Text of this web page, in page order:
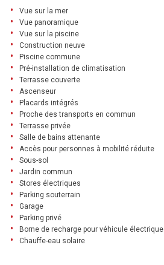
Vue sur la mer
Vue panoramique
Vue sur la piscine
Construction neuve
Piscine commune
Pré-installation de climatisation
Terrasse couverte
Ascenseur
Placards intégrés
Proche des transports en commun
Terrasse privée
Salle de bains attenante
Accès pour personnes à mobilité réduite
Sous-sol
Jardin commun
Stores électriques
Parking souterrain
Garage
Parking privé
Borne de recharge pour véhicule électrique
Chauffe-eau solaire